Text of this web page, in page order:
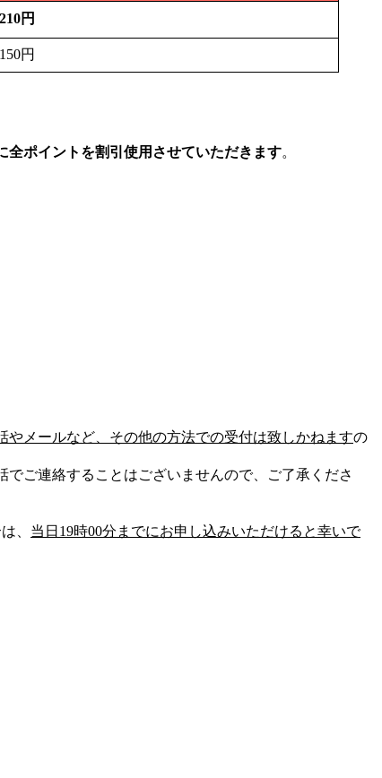
円
円
全ポイントを割引使用させていただきます。
やメールなど、その他の方法での受付は致しかねますの
ご連絡することはございませんので、ご了承くださ
、 当日19時00分までにお申し込みいただけると幸いで